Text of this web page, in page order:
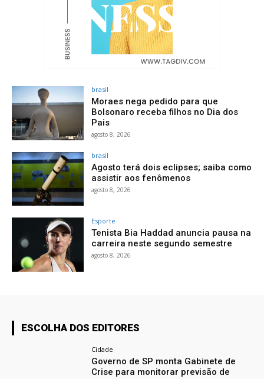
brasil
Moraes nega pedido para que
Bolsonaro receba filhos no Dia dos
Pais
agosto 8, 2026
brasil
Agosto terá dois eclipses; saiba como
assistir aos fenômenos
agosto 8, 2026
Esporte
Tenista Bia Haddad anuncia pausa na
carreira neste segundo semestre
agosto 8, 2026
ESCOLHA DOS EDITORES
Cidade
Governo de SP monta Gabinete de
Crise para monitorar previsão de